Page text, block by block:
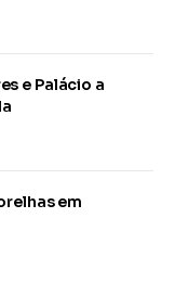
e Palácio a
em